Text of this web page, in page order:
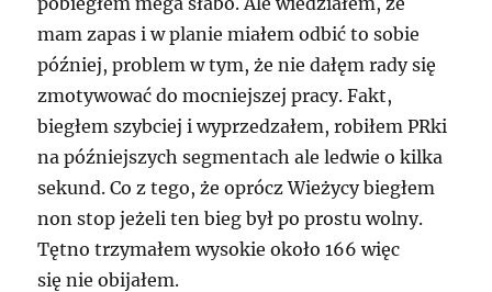
mam zapas i w planie miałem odbić to sobie
później, problem w tym, że nie dałęm rady się
zmotywować do mocniejszej pracy. Fakt,
biegłem szybciej i wyprzedzałem, robiłem PRki
na późniejszych segmentach ale ledwie o kilka
sekund. Co z tego, że oprócz Wieżycy biegłem
non stop jeżeli ten bieg był po prostu wolny.
Tętno trzymałem wysokie około 166 więc
się nie obijałem.